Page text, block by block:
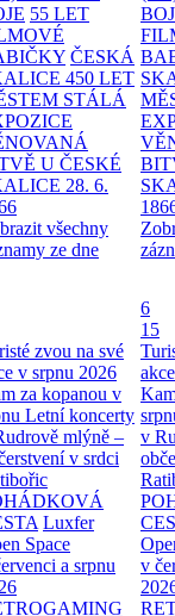
55 LET
ČESKÁ
450 LET
STÁLÁ
U ČESKÉ
28. 6.
všechny
ze dne
zvou na své
v srpnu 2026
za kopanou v
Letní koncerty
mlýně –
v srdci
Luxfer
Space
a srpnu
6
15
v
v